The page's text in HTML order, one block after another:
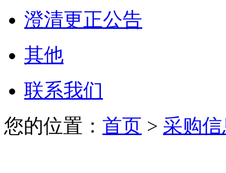
澄清更正公告
其他
联系我们
您的位置： 首页 > 采购